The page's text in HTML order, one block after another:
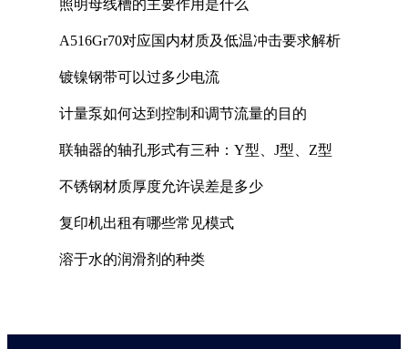
照明母线槽的主要作用是什么
A516Gr70对应国内材质及低温冲击要求解析
镀镍钢带可以过多少电流
计量泵如何达到控制和调节流量的目的
联轴器的轴孔形式有三种：Y型、J型、Z型
不锈钢材质厚度允许误差是多少
复印机出租有哪些常见模式
溶于水的润滑剂的种类